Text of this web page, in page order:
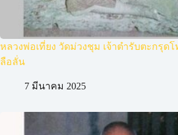
หลวงพ่อเที่ยง วัดม่วงชุม เจ้าตำรับตะกรุด
ลือลั่น
7 มีนาคม 2025